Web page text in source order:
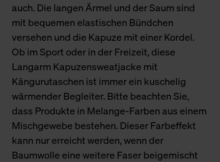
auch. Die langen Ärmel und der Saum sind
mit bequemen elastischen Bündchen
versehen und die Kapuze mit einer Kordel.
Ob im Sport oder in der Freizeit, diese
Langarm Kapuzensweatjacke mit
Kängurutaschen ist immer ein kuschelig
wärmender Begleiter. Bitte beachten Sie,
dass Produkte in Melange-Farben aus einem
Mischgewebe bestehen. Dieser Farbeffekt
kann nur erreicht werden, wenn der
Baumwolle eine weitere Faser beigemischt